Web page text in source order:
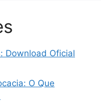
Download Oficial
O Que